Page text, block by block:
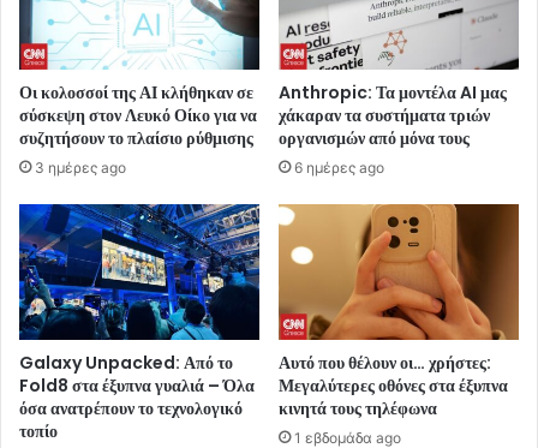
Οι κολοσσοί της ΑΙ κλήθηκαν σε
σύσκεψη στον Λευκό Οίκο για να
συζητήσουν το πλαίσιο ρύθμισης
3 ημέρες ago
Anthropic: Τα μοντέλα AI μας
χάκαραν τα συστήματα τριών
οργανισμών από μόνα τους
6 ημέρες ago
Galaxy Unpacked: Από το
Fold8 στα έξυπνα γυαλιά – Όλα
όσα ανατρέπουν το τεχνολογικό
τοπίο
Αυτό που θέλουν οι… χρήστες:
Μεγαλύτερες οθόνες στα έξυπνα
κινητά τους τηλέφωνα
1 εβδομάδα ago